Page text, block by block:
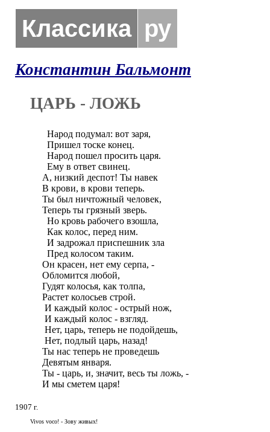
Классика ру
Константин Бальмонт
ЦАРЬ - ЛОЖЬ
  Народ подумал: вот заря,
  Пришел тоске конец.
  Народ пошел просить царя.
  Ему в ответ свинец.
А, низкий деспот! Ты навек
В крови, в крови теперь.
Ты был ничтожный человек,
Теперь ты грязный зверь.
  Но кровь рабочего взошла,
  Как колос, перед ним.
  И задрожал приспешник зла
  Пред колосом таким.
Он красен, нет ему серпа, -
Обломится любой,
Гудят колосья, как толпа,
Растет колосьев строй.
И каждый колос - острый нож,
И каждый колос - взгляд.
Нет, царь, теперь не подойдешь,
Нет, подлый царь, назад!
Ты нас теперь не проведешь
Девятым января.
Ты - царь, и, значит, весь ты ложь, -
И мы сметем царя!
1907 г.
Vivos voco! - Зову живых!